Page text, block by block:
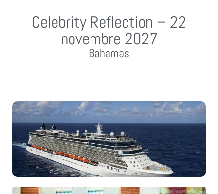
Celebrity Reflection – 22
novembre 2027
Bahamas